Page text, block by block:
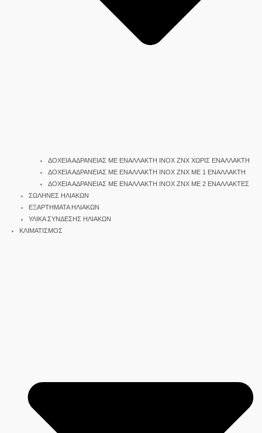
ΔΟΧΕΙΑ ΑΔΡΑΝΕΙΑΣ ΜΕ ΕΝΑΛΛΑΚΤΗ INOX ΖΝΧ ΧΩΡΙΣ ΕΝΑΛΛΑΚΤΗ
ΔΟΧΕΙΑ ΑΔΡΑΝΕΙΑΣ ΜΕ ΕΝΑΛΛΑΚΤΗ INOX ΖΝΧ ΜΕ 1 ΕΝΑΛΛΑΚΤΗ
ΔΟΧΕΙΑ ΑΔΡΑΝΕΙΑΣ ΜΕ ΕΝΑΛΛΑΚΤΗ INOX ΖΝΧ ΜΕ 2 ΕΝΑΛΛΑΚΤΕΣ
ΣΩΛΗΝΕΣ ΗΛΙΑΚΩΝ
ΕΞΑΡΤΗΜΑΤΑ ΗΛΙΑΚΩΝ
ΥΛΙΚΑ ΣΥΝΔΕΣΗΣ ΗΛΙΑΚΩΝ
ΚΛΙΜΑΤΙΣΜΟΣ